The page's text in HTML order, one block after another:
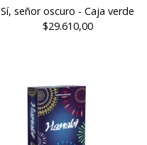
Sí, señor oscuro - Caja verde
$29.610,00